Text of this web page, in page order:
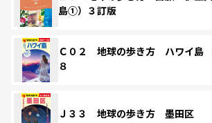
島①）３訂版
Ｃ０２ 地球の歩き方 ハワイ島
８
Ｊ３３ 地球の歩き方 墨田区